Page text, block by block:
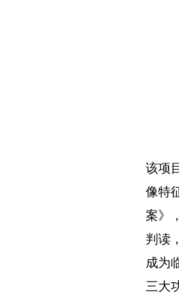
该项
像特
案》
判读
成为
三大